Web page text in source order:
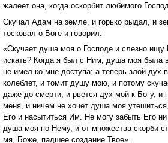
жалеет она, когда оскорбит любимого
Скучал Адам на земле, и горько рыдал, и
тосковал о Боге и говорил:
«Скучает душа моя о Господе и слезно ищу
искать? Когда я был с Ним, душа моя была
не имел ко мне доступа; а теперь злой дух
колеблет, и томит душу мою, и потому
даже до-смерти, и рвется дух мой к Богу, и
меня, и ничем не хочет душа моя
Его и насытиться Им. Не могу забыть Его
душа моя по Нему, и от множества скорби
мя, Боже, падшее создание Твое».